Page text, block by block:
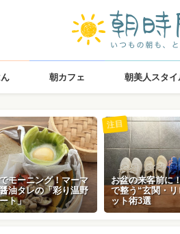
朝カフェ 朝美人スタイ
モーニング！マーマ
油タレの「彩り温野
ト」
お盆の来客前に
で整う“玄関・
ット術3選
注目